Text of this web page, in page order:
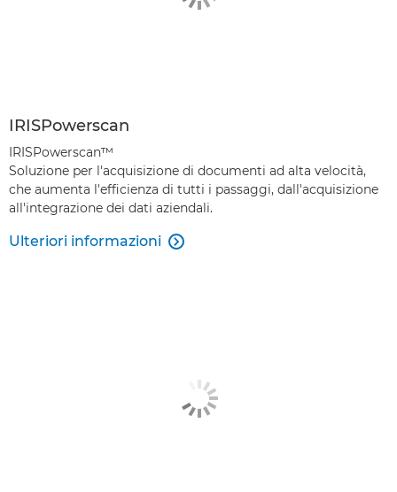
IRISPowerscan
IRISPowerscan™
Soluzione per l'acquisizione di documenti ad alta velocità,
che aumenta l'efficienza di tutti i passaggi, dall'acquisizione
all'integrazione dei dati aziendali.
Ulteriori informazioni 